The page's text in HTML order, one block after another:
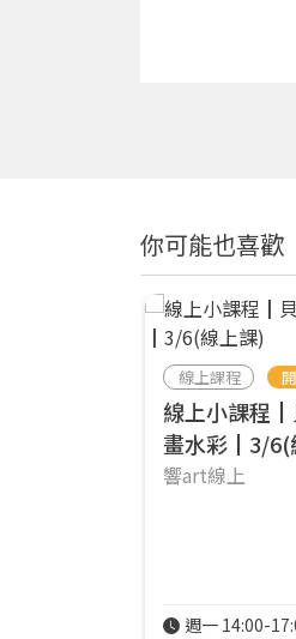
你可能也喜歡
線上課程
線上小課程
畫水彩┃3/6(
響art線上
週一 14:00-